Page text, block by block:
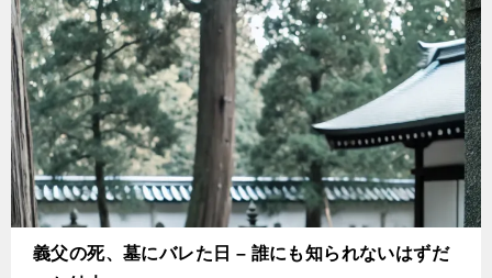
義父の死、墓にバレた日 – 誰にも知られないはずだ